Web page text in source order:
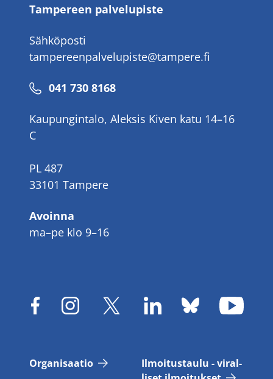
Tampereen palvelupiste
Sähköposti
tampereenpalvelupiste@tampere.fi
Puhelinnumero
041 730 8168
Kaupungintalo, Aleksis Kiven katu 14–16
C
PL 487
33101 Tampere
Avoinna
ma–pe klo 9–16
Or­ga­ni­saa­tio
Il­moi­tus­tau­lu - vi­ral­